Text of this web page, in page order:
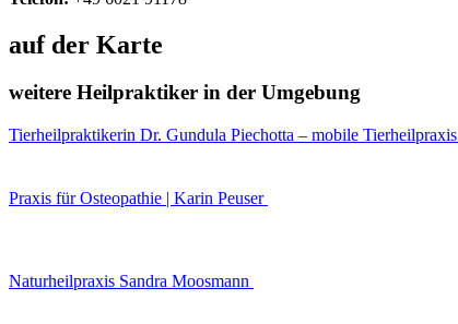
auf der Karte
weitere Heilpraktiker in der Umgebung
Tierheilpraktikerin Dr. Gundula Piechotta – mobile Tierheilpraxis
Praxis für Osteopathie | Karin Peuser
Naturheilpraxis Sandra Moosmann